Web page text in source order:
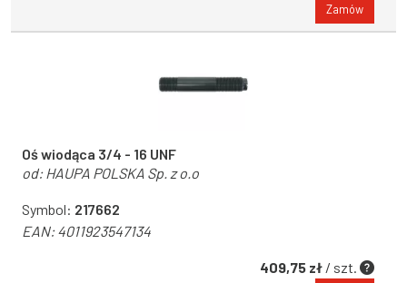
Zamów
Oś wiodąca 3/4 - 16 UNF
od: HAUPA POLSKA Sp. z o.o
Symbol: 217662
EAN:4011923547134
409,75 zł / szt.